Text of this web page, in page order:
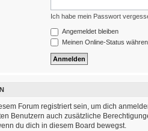
Ich habe mein Passwort
Angemeldet bleiben
Meinen Online-Status
Forum registriert sein, um dich
Benutzern auch zusätzliche
du dich in diesem Board bewegst.